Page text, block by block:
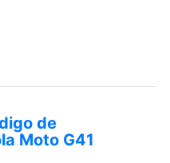
de
Moto G41